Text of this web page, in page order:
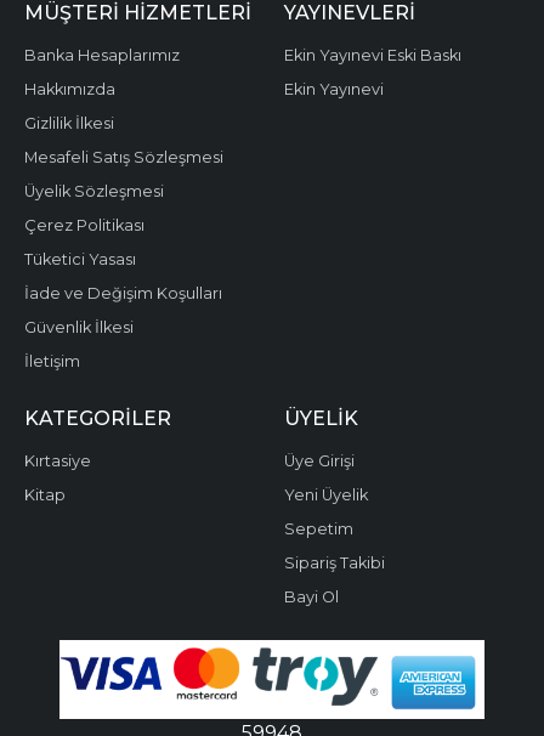
MÜŞTERI HIZMETLERI
Banka Hesaplarımız
Hakkımızda
Gizlilik İlkesi
Mesafeli Satış Sözleşmesi
Üyelik Sözleşmesi
Çerez Politikası
Tüketici Yasası
İade ve Değişim Koşulları
Güvenlik İlkesi
İletişim
YAYINEVLERI
Ekin Yayınevi Eski Baskı
Ekin Yayınevi
KATEGORILER
Kırtasiye
Kitap
ÜYELIK
Üye Girişi
Yeni Üyelik
Sepetim
Sipariş Takibi
Bayi Ol